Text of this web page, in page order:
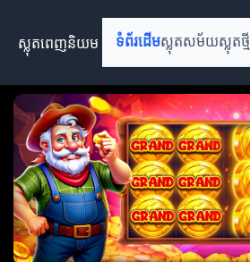
ស្លុតពេញនិយម ទំព័រដើមស្លុតសម័យស្លុតថ្មី